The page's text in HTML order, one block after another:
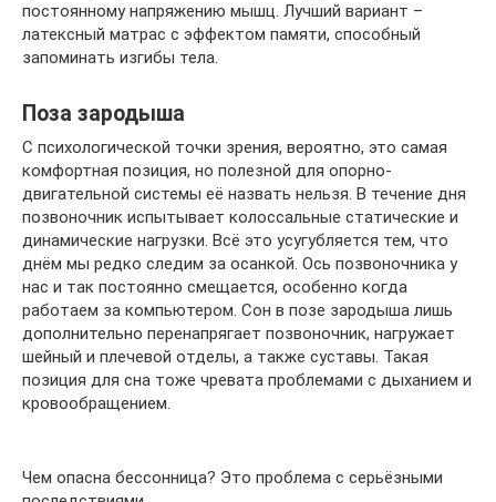
постоянному напряжению мышц. Лучший вариант –
латексный матрас с эффектом памяти, способный
запоминать изгибы тела.
Поза зародыша
С психологической точки зрения, вероятно, это самая
комфортная позиция, но полезной для опорно-
двигательной системы её назвать нельзя. В течение дня
позвоночник испытывает колоссальные статические и
динамические нагрузки. Всё это усугубляется тем, что
днём мы редко следим за осанкой. Ось позвоночника у
нас и так постоянно смещается, особенно когда
работаем за компьютером. Сон в позе зародыша лишь
дополнительно перенапрягает позвоночник, нагружает
шейный и плечевой отделы, а также суставы. Такая
позиция для сна тоже чревата проблемами с дыханием и
кровообращением.
Чем опасна бессонница? Это проблема с серьёзными